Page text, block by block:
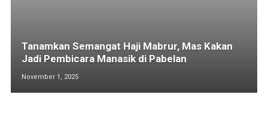
Tanamkan Semangat Haji Mabrur, Mas Kakan
Jadi Pembicara Manasik di Pabelan
November 1, 2025